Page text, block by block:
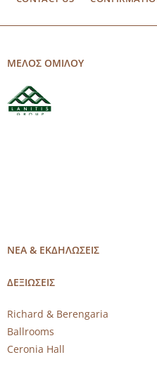
ΜΕΛΟΣ ΟΜΙΛΟΥ
ΝΕΑ & ΕΚΔΗΛΩΣΕΙΣ
ΔΕΞΙΩΣΕΙΣ
Richard & Berengaria
Ballrooms
Ceronia Hall